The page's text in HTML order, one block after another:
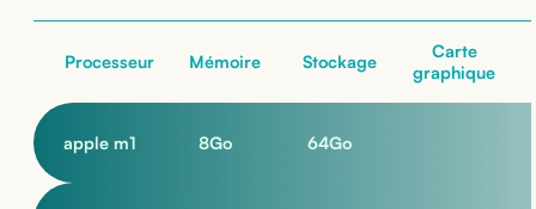
Processeur Mémoire Stockage
Carte
graphique
apple m1 8Go 64Go